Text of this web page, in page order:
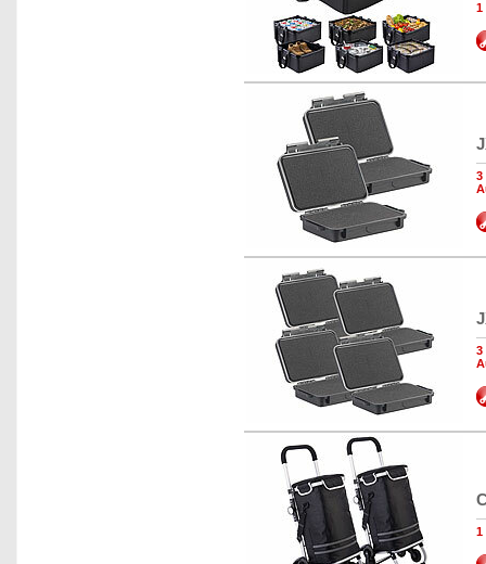
1
3
3
1